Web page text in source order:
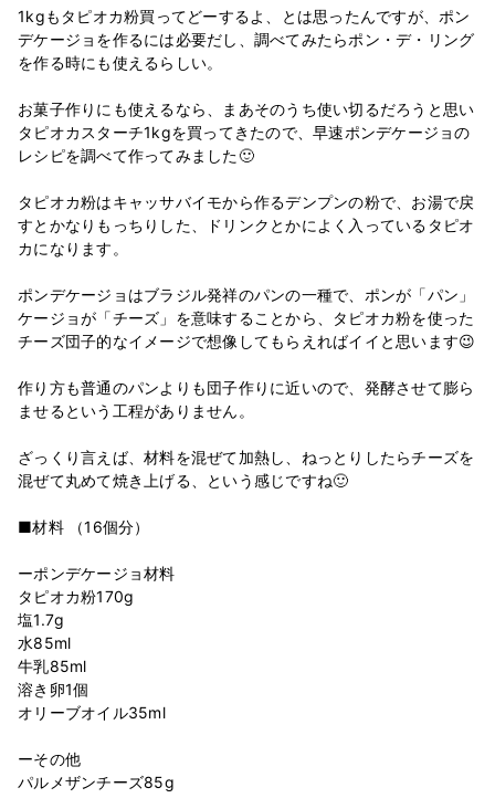
1kgもタピオカ粉買ってどーするよ、とは思ったんですが、ポン
デケージョを作るには必要だし、調べてみたらポン・デ・リング
を作る時にも使えるらしい。
お菓子作りにも使えるなら、まあそのうち使い切るだろうと思い
タピオカスターチ1kgを買ってきたので、早速ポンデケージョの
レシピを調べて作ってみました🙂
タピオカ粉はキャッサバイモから作るデンプンの粉で、お湯で戻
すとかなりもっちりした、ドリンクとかによく入っているタピオ
カになります。
ポンデケージョはブラジル発祥のパンの一種で、ポンが「パン」
ケージョが「チーズ」を意味することから、タピオカ粉を使った
チーズ団子的なイメージで想像してもらえればイイと思います😉
作り方も普通のパンよりも団子作りに近いので、発酵させて膨ら
ませるという工程がありません。
ざっくり言えば、材料を混ぜて加熱し、ねっとりしたらチーズを
混ぜて丸めて焼き上げる、という感じですね🙂
■材料 （16個分）
ーポンデケージョ材料
タピオカ粉170g
塩1.7g
水85ml
牛乳85ml
溶き卵1個
オリーブオイル35ml
ーその他